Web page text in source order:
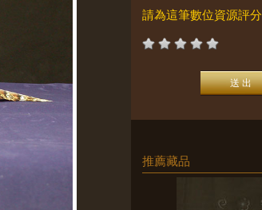
請為這筆數位資源評分
推薦藏品